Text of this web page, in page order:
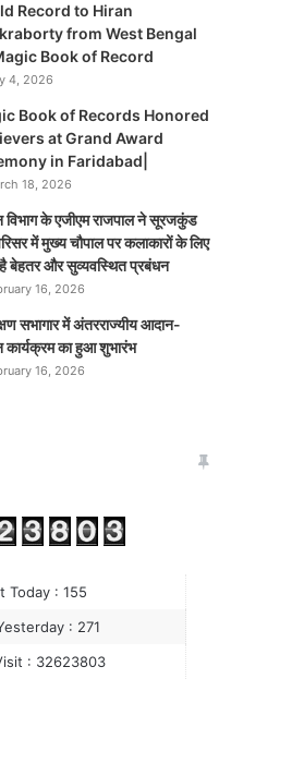
Record to Hiran
from West Bengal
Book of Record
4, 2026
Book of Records Honored
at Grand Award
in Faridabad|
18, 2026
विभाग के एजीएम राजपाल ने सूरजकुंड
में मुख्य चौपाल पर कलाकारों के लिए
बेहतर और सुव्यवस्थित प्रबंधन
16, 2026
सभागार में अंतरराज्यीय आदान-
कार्यक्रम का हुआ शुभारंभ
16, 2026
Today : 155
: 271
: 32623803